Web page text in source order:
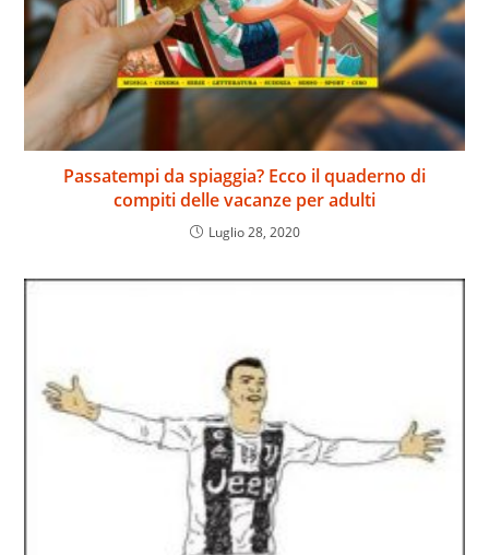
Passatempi da spiaggia? Ecco il quaderno di
compiti delle vacanze per adulti
Luglio 28, 2020